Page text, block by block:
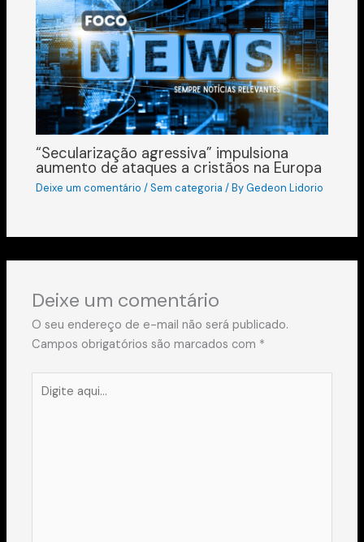
“Secularização agressiva” impulsiona
aumento de ataques a cristãos na Europa
Deixe um comentário /Sem categoria / ByGedeon Lidorio
Deixe um comentário
O seu endereço de e-mail não será publicado.
Campos obrigatórios são marcados com *
aqui...